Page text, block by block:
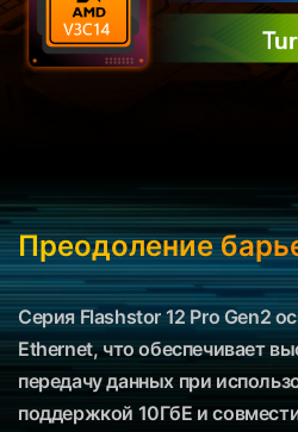
Преодоление
Серия Flashstor 12 Pro Gen2
Ethernet, что обеспечивает
передачу данных при
поддержкой 10ГбЕ и